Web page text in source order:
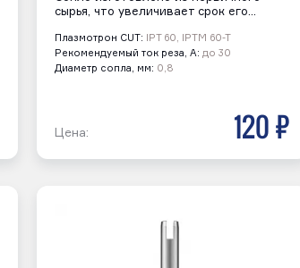
сырья, что увеличивает срок его…
Плазмотрон CUT: IPT 60, IPTM 60-T
Рекомендуемый ток реза, А: до 30
Диаметр сопла, мм: 0,8
Цена: 120 р